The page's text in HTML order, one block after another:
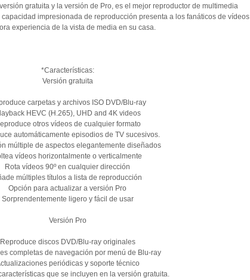
gratuita y la versión de Pro, es el mejor reproductor de multimedia
impresionada de reproducción presenta a los fanáticos de vídeos
experiencia de la vista de media en su casa.
*Características:
Versión gratuita
carpetas y archivos ISO DVD/Blu-ray
HEVC (H.265), UHD and 4K videos
otros vídeos de cualquier formato
automáticamente episodios de TV sucesivos.
múltiple de aspectos elegantemente diseñados
vídeos horizontalmente o verticalmente
Rota vídeos 90º en cualquier dirección
múltiples títulos a lista de reproducción
Opción para actualizar a versión Pro
Sorprendentemente ligero y fácil de usar
Versión Pro
Reproduce discos DVD/Blu-ray originales
completas de navegación por menú de Blu-ray
periódicas y soporte técnico
que se incluyen en la versión gratuita.